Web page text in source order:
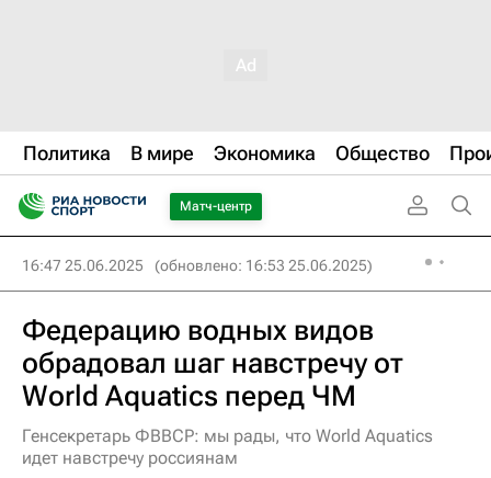
Политика В мире Экономика Общество
Матч-центр
16:47 25.06.2025 (обновлено: 16:53 25.06.2025)
Федерацию водных видов
обрадовал шаг навстречу от
World Aquatics перед ЧМ
Генсекретарь ФВВСР: мы рады, что World Aquatics
идет навстречу россиянам